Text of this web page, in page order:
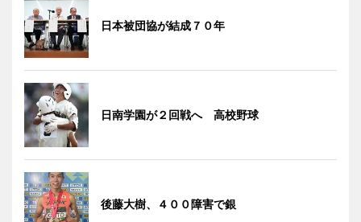
日本被団協が結成７０年
日南学園が２回戦へ 高校野球
後藤大樹、４００障害で銀